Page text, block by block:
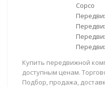
Copco
Купить передвижной
доступным ценам.
Подбор, продажа,